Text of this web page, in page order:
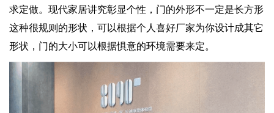
求定做。现代家居讲究彰显个性，门的外形不一定是长方形
这种很规则的形状，可以根据个人喜好厂家为你设计成其它
形状，门的大小可以根据惧意的环境需要来定。